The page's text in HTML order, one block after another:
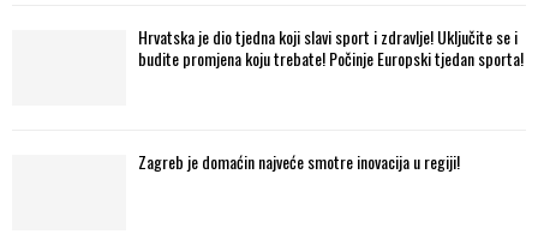
Hrvatska je dio tjedna koji slavi sport i zdravlje! Uključite se i
budite promjena koju trebate! Počinje Europski tjedan sporta!
Zagreb je domaćin najveće smotre inovacija u regiji!